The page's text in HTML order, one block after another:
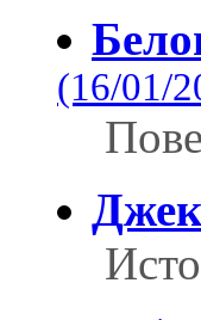
(16/01/